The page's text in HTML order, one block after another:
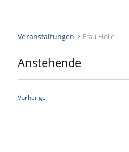
Veranstaltungen Frau Holle
Anstehende
VorherigeVeranstaltungen